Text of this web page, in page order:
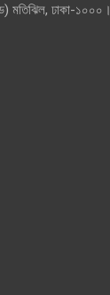
মতিঝিল, ঢাকা-১০০০।